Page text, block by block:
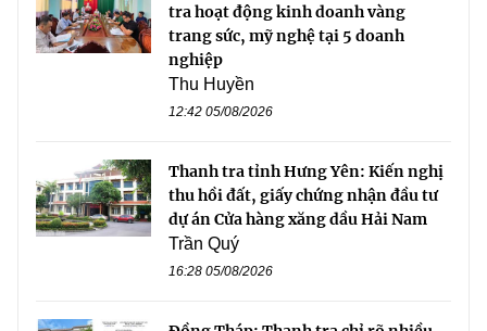
tra hoạt động kinh doanh vàng
trang sức, mỹ nghệ tại 5 doanh
nghiệp
Thu Huyền
12:42 05/08/2026
Thanh tra tỉnh Hưng Yên: Kiến nghị
thu hồi đất, giấy chứng nhận đầu tư
dự án Cửa hàng xăng dầu Hải Nam
Trần Quý
16:28 05/08/2026